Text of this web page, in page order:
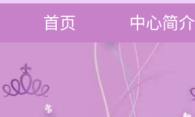
首页 中心简介